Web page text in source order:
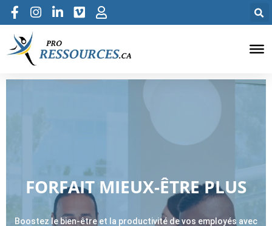
FORFAIT MIEUX-ÊTRE PLUS
Boostez le bien-être et la productivité de vos employés avec